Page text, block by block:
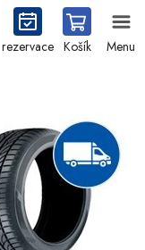
rezervace Košík Menu